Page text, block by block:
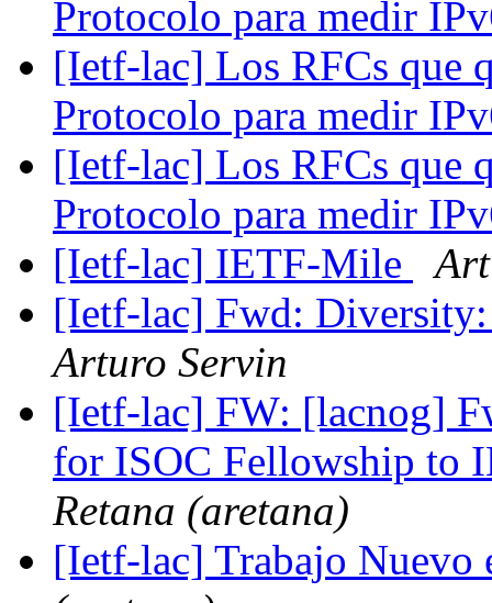
Protocolo para medir
[Ietf-lac] Los RFCs que
Protocolo para medir
[Ietf-lac] Los RFCs que
Protocolo para medir
[Ietf-lac] IETF-Mile
[Ietf-lac] Fwd:
Arturo Servin
[Ietf-lac] FW: [lacnog]
for ISOC Fellowship to
Retana (aretana)
[Ietf-lac] Trabajo